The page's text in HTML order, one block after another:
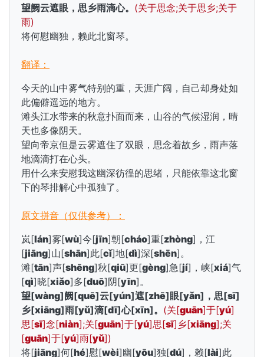
望阙云遮眼，思乡雨滴心。 (关于思念;关于思乡;关于
雨)
将何慰幽独，赖此北窗琴。
翻译：
今天的山中雾气特别的重，天涯广阔，自己却身处如
此偏僻遥远的地方。
滩头江水带来的秋意扑面而来，山谷的气候湿润，晴
天也多像阴天。
望向帝京但是云雾遮住了双眼，思念着故乡，雨声落
地滴滴打在心头。
用什么来安慰我这幽深彷徨的思绪，只能依靠这北窗
下的琴排解心中孤独了。
原文拼音（仅供参考）：
岚[lán]雾[wù]今[jīn]朝[cháo]重[zhòng]，江
[jiāng]山[shān]此[cǐ]地[dì]深[shēn]。
滩[tān]声[shēng]秋[qiū]更[gèng]急[jí]，峡[xiá]气
[qì]晓[xiǎo]多[duō]阴[yīn]。
望[wàng]阙[quē]云[yún]遮[zhē]眼[yǎn]，思[sī]
乡[xiāng]雨[yǔ]滴[dī]心[xīn]。 (关[guān]于[yú]
思[sī]念[niàn];关[guān]于[yú]思[sī]乡[xiāng];关
[guān]于[yú]雨[yǔ])
将[jiāng]何[hé]慰[wèi]幽[yōu]独[dú]，赖[lài]此